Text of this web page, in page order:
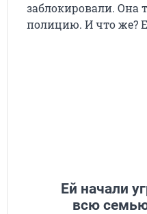
чего мучители,
условным
«Принуждение к
Сейчас
Девушки
хотел схитрить,
схемы, били,
заблокировали. Она
полицию. И что же?
Ей начали
всю